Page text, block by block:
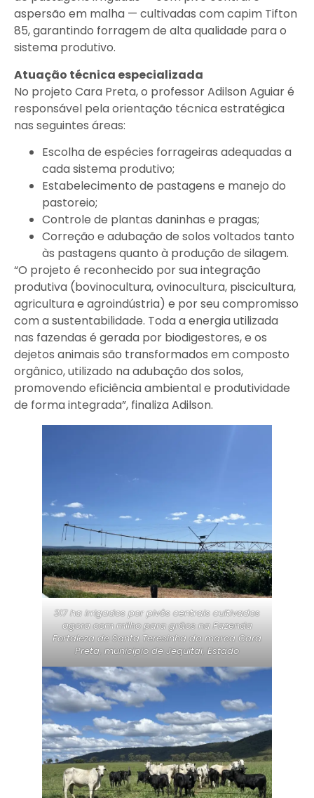
aspersão em malha — cultivadas com capim Tifton
85, garantindo forragem de alta qualidade para o
sistema produtivo.
Atuação técnica especializada
No projeto Cara Preta, o professor Adilson Aguiar é
responsável pela orientação técnica estratégica
nas seguintes áreas:
Escolha de espécies forrageiras adequadas a
cada sistema produtivo;
Estabelecimento de pastagens e manejo do
pastoreio;
Controle de plantas daninhas e pragas;
Correção e adubação de solos voltados tanto
às pastagens quanto à produção de silagem.
“O projeto é reconhecido por sua integração
produtiva (bovinocultura, ovinocultura, piscicultura,
agricultura e agroindústria) e por seu compromisso
com a sustentabilidade. Toda a energia utilizada
nas fazendas é gerada por biodigestores, e os
dejetos animais são transformados em composto
orgânico, utilizado na adubação dos solos,
promovendo eficiência ambiental e produtividade
de forma integrada”, finaliza Adilson.
317 ha irrigados por pivôs centrais cultivados
agora com milho para grãos na Fazenda
Fortaleza de Santa Teresinha da marca Cara
Preta, municipio de Jequitai, Estado